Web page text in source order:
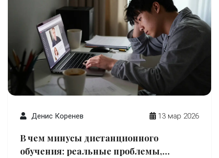
Денис Коренев 13 мар 2026
В чем минусы дистанционного
обучения: реальные проблемы,